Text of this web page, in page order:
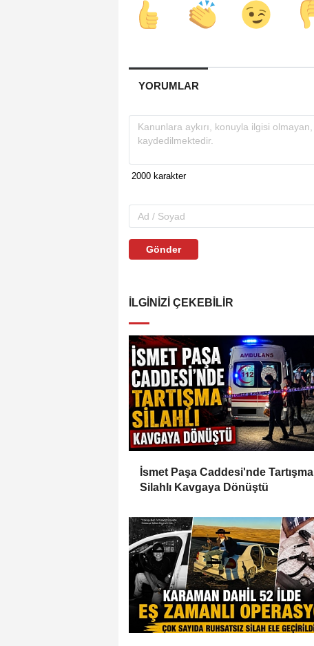
YORUMLAR
Gönder
İLGINIZI ÇEKEBILIR
İsmet Paşa Caddesi'nde Tartışma
Silahlı Kavgaya Dönüştü